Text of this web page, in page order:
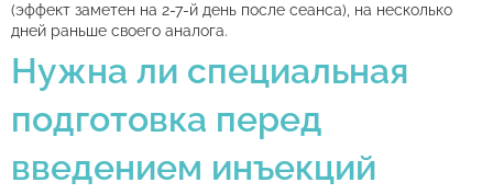
(эффект заметен на 2-7-й день после сеанса), на несколько
дней раньше своего аналога.
Нужна ли специальная
подготовка перед
введением инъекций